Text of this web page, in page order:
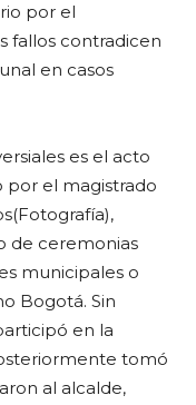
por el
fallos contradicen
en casos
es el acto
por el magistrado
de ceremonias
municipales o
Bogotá. Sin
en la
tomó
al alcalde,